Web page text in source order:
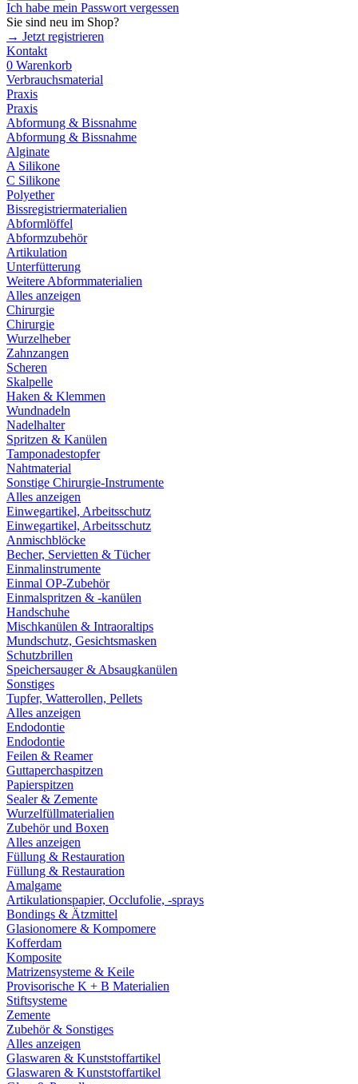
Ich habe mein Passwort vergessen
Sie sind neu im Shop?
→ Jetzt registrieren
Kontakt
0 Warenkorb
Verbrauchsmaterial
Praxis
Praxis
Abformung & Bissnahme
Abformung & Bissnahme
Alginate
A Silikone
C Silikone
Polyether
Bissregistriermaterialien
Abformlöffel
Abformzubehör
Artikulation
Unterfütterung
Weitere Abformmaterialien
Alles anzeigen
Chirurgie
Chirurgie
Wurzelheber
Zahnzangen
Scheren
Skalpelle
Haken & Klemmen
Wundnadeln
Nadelhalter
Spritzen & Kanülen
Tamponadestopfer
Nahtmaterial
Sonstige Chirurgie-Instrumente
Alles anzeigen
Einwegartikel, Arbeitsschutz
Einwegartikel, Arbeitsschutz
Anmischblöcke
Becher, Servietten & Tücher
Einmalinstrumente
Einmal OP-Zubehör
Einmalspritzen & -kanülen
Handschuhe
Mischkanülen & Intraoraltips
Mundschutz, Gesichtsmasken
Schutzbrillen
Speichersauger & Absaugkanülen
Sonstiges
Tupfer, Watterollen, Pellets
Alles anzeigen
Endodontie
Endodontie
Feilen & Reamer
Guttaperchaspitzen
Papierspitzen
Sealer & Zemente
Wurzelfüllmaterialien
Zubehör und Boxen
Alles anzeigen
Füllung & Restauration
Füllung & Restauration
Amalgame
Artikulationspapier, Occlufolie, -sprays
Bondings & Ätzmittel
Glasionomere & Kompomere
Kofferdam
Komposite
Matrizensysteme & Keile
Provisorische K + B Materialien
Stiftsysteme
Zemente
Zubehör & Sonstiges
Alles anzeigen
Glaswaren & Kunststoffartikel
Glaswaren & Kunststoffartikel